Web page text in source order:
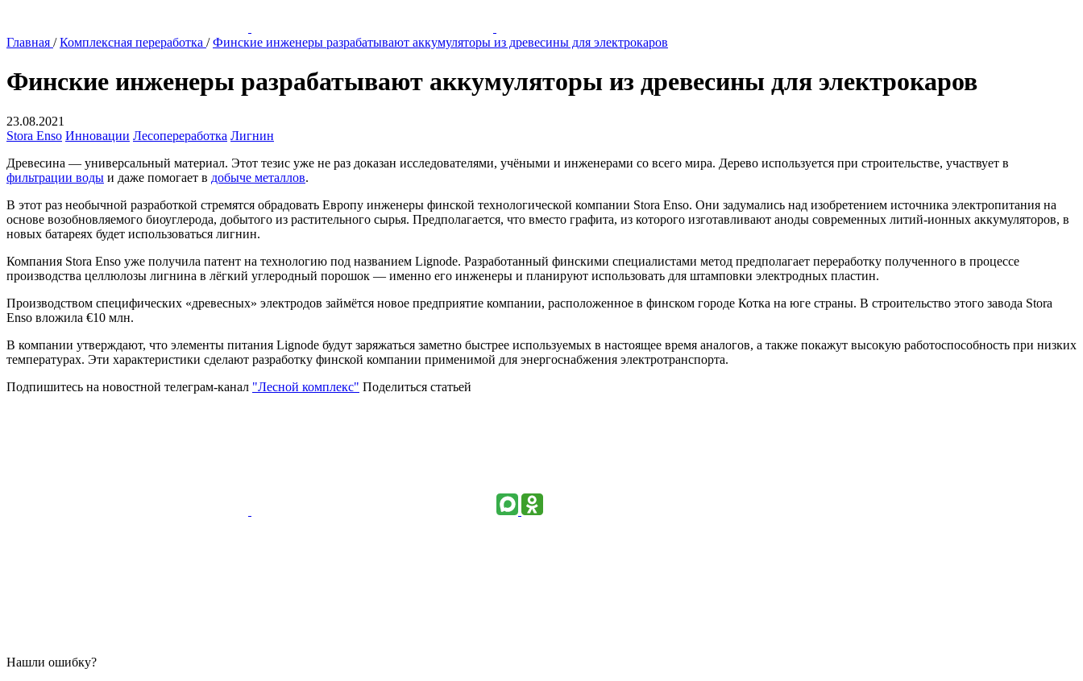
Главная / Комплексная переработка / Финские инженеры разрабатывают аккумуляторы из древесины для электрокаров
Финские инженеры разрабатывают аккумуляторы из древесины для электрокаров
23.08.2021
Stora Enso Инновации Лесопереработка Лигнин
Древесина — универсальный материал. Этот тезис уже не раз доказан исследователями, учёными и инженерами со всего мира. Дерево используется при строительстве, участвует в
фильтрации воды и даже помогает в добыче металлов.
В этот раз необычной разработкой стремятся обрадовать Европу инженеры финской технологической компании Stora Enso. Они задумались над изобретением источника электропитания на
основе возобновляемого биоуглерода, добытого из растительного сырья. Предполагается, что вместо графита, из которого изготавливают аноды современных литий-ионных аккумуляторов, в
новых батареях будет использоваться лигнин.
Компания Stora Enso уже получила патент на технологию под названием Lignode. Разработанный финскими специалистами метод предполагает переработку полученного в процессе
производства целлюлозы лигнина в лёгкий углеродный порошок — именно его инженеры и планируют использовать для штамповки электродных пластин.
Производством специфических «древесных» электродов займётся новое предприятие компании, расположенное в финском городе Котка на юге страны. В строительство этого завода Stora
Enso вложила €10 млн.
В компании утверждают, что элементы питания Lignode будут заряжаться заметно быстрее используемых в настоящее время аналогов, а также покажут высокую работоспособность при низких
температурах. Эти характеристики сделают разработку финской компании применимой для энергоснабжения электротранспорта.
Подпишитесь на новостной телеграм-канал "Лесной комплекс" Поделиться статьей
Нашли ошибку?